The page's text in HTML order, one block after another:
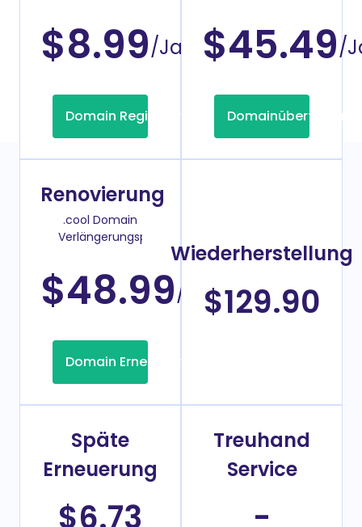
$8.99/Jahr
Domain Registrierung
$45.49/
Domainübertragung
Renovierung
.cool Domain
Verlängerungspreis
$48.99/Jahr
Domain Erneuerung
Wiederherstellung
$129.90
Späte
Erneuerung
$6.73
Treuhand
Service
-